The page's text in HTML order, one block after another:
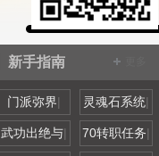
新手指南
门派弥界| 灵魂石系统|
武功出绝与| 70转职任务|